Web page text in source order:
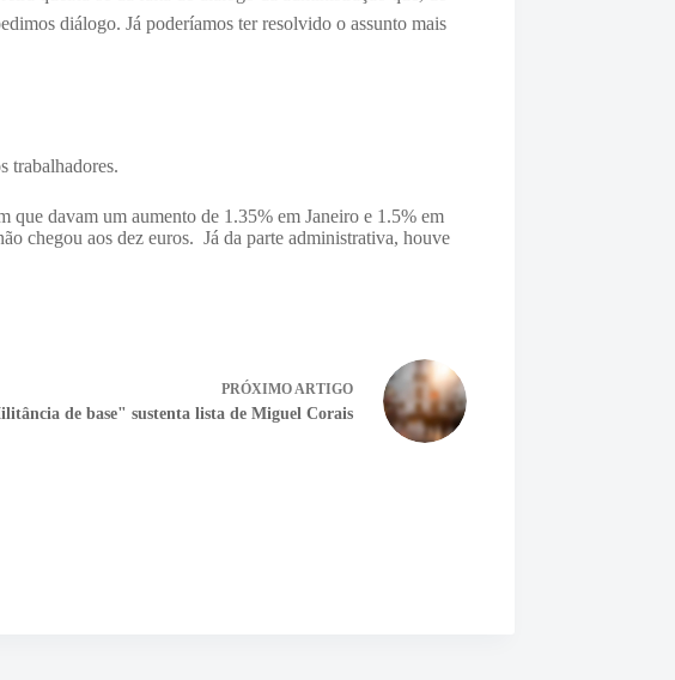
diálogo. Já poderíamos ter resolvido o assunto mais
trabalhadores.
que davam um aumento de 1.35% em Janeiro e 1.5% em
chegou aos dez euros. Já da parte administrativa, houve
PRÓXIMOARTIGO
de base" sustenta lista de Miguel Corais